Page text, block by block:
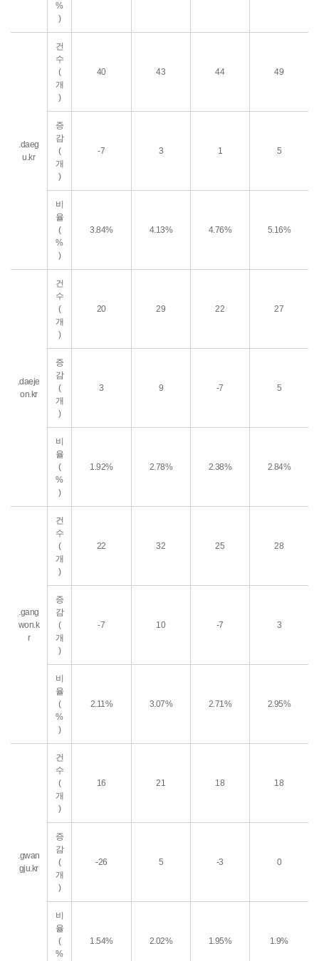
%
)
.daeg
u.kr
건
수
(
개
)
40 43 44 49
증
감
(
개
)
-7 3 1 5
비
율
(
%
)
3.84% 4.13% 4.76% 5.16%
.daeje
on.kr
건
수
(
개
)
20 29 22 27
증
감
(
개
)
3 9 -7 5
비
율
(
%
)
1.92% 2.78% 2.38% 2.84%
.gang
won.k
r
건
수
(
개
)
22 32 25 28
증
감
(
개
)
-7 10 -7 3
비
율
(
%
)
2.11% 3.07% 2.71% 2.95%
.gwan
gju.kr
건
수
(
개
)
16 21 18 18
증
감
(
개
)
-26 5 -3 0
비
율
(
%
1.54% 2.02% 1.95% 1.9%